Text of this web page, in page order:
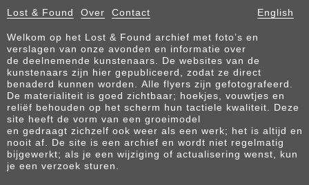
Lost & Found Over Contact English
Welkom op het Lost & Found archief met foto’s en
verslagen van onze avonden en informatie over
de deelnemende kunstenaars. De websites van de
kunstenaars zijn hier gepubliceerd, zodat ze direct
benaderd kunnen worden. Alle flyers zijn gefotografeerd.
De materialiteit is goed zichtbaar; hoekjes, vouwtjes en
reliëf behouden op het scherm hun tactiele kwaliteit. Deze
site heeft de vorm van een groeimodel
en gedraagt zichzelf ook weer als een werk; het is altijd en
nooit af. De site is een archief en wordt niet regelmatig
bijgewerkt; als je een wijziging of actualisering wenst, kun
je een verzoek sturen.